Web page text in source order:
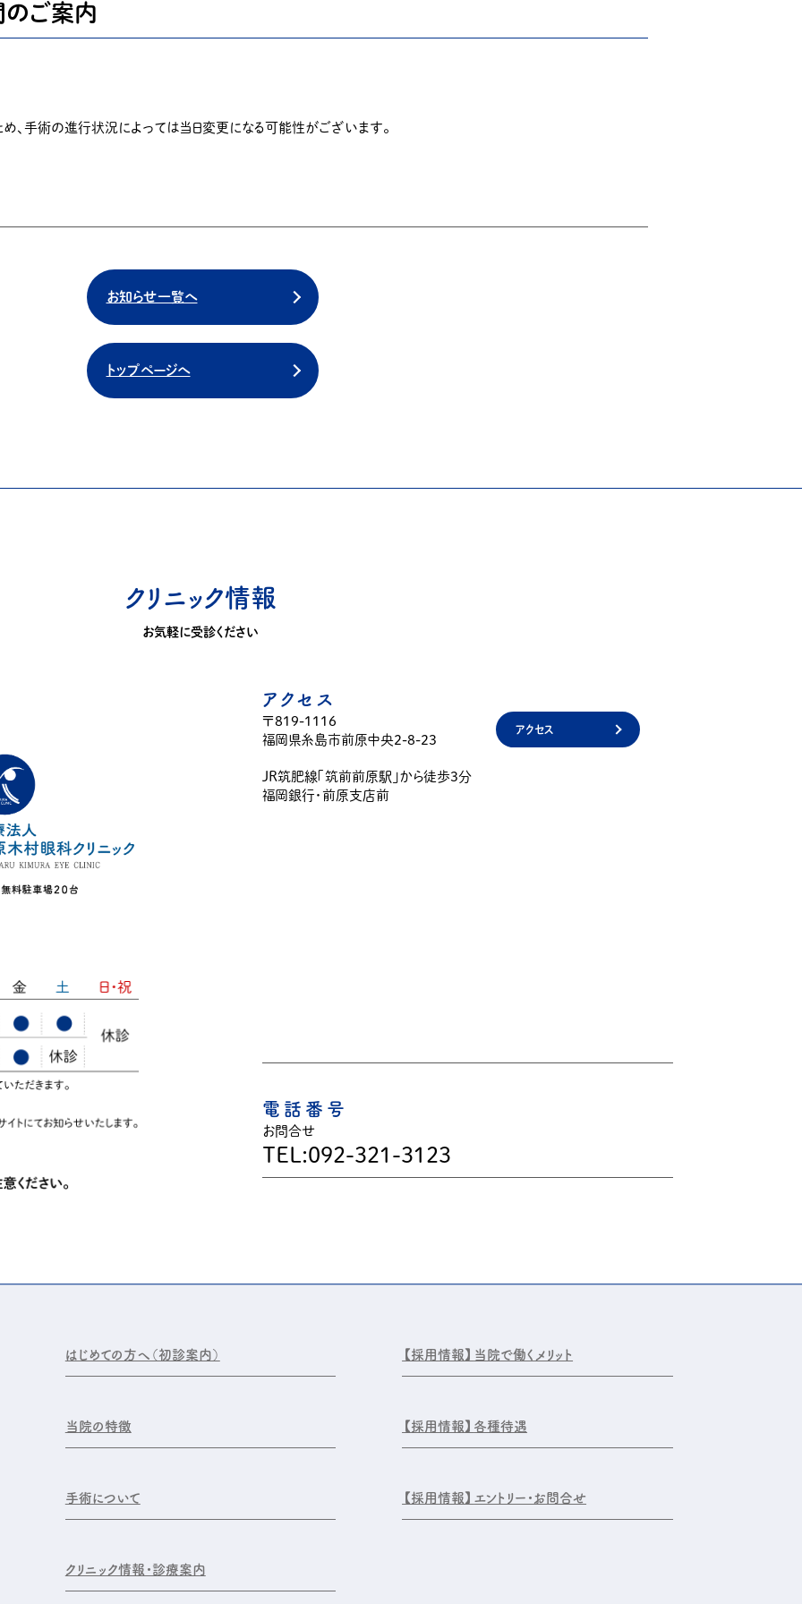
のご案内
、手術の進行状況によっては当日変更になる可能性がございます。
お知らせ一覧へ
トップページへ
クリニック情報
お気軽に受診ください
アクセス
〒819-1116
福岡県糸島市前原中央2-8-23
JR筑肥線「筑前前原駅」から徒歩3分
福岡銀行・前原支店前
アクセス
電話番号
お問合せ
TEL:092-321-3123
はじめての方へ（初診案内）
当院の特徴
手術について
クリニック情報・診療案内
【採用情報】 当院で働くメリット
【採用情報】 各種待遇
【採用情報】 エントリー・お問合せ